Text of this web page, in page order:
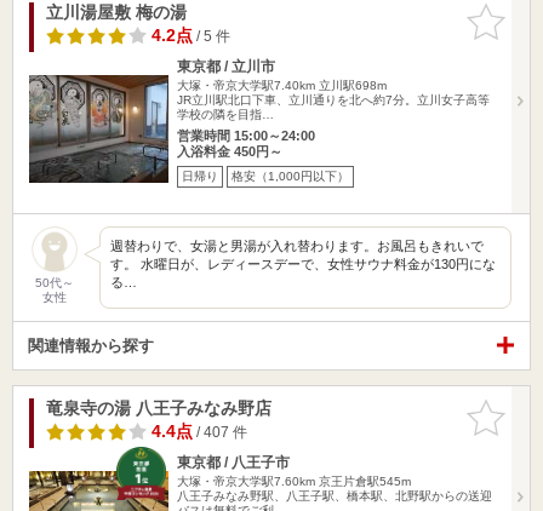
お気に入
りに追加
立川湯屋敷 梅の湯
4.2点/ 5 件
東京都 / 立川市
大塚・帝京大学駅7.40km 立川駅698m
JR立川駅北口下車、立川通りを北へ約7分。立川女子高等
学校の隣を目指…
営業時間 15:00～24:00
入浴料金 450円～
日帰り 格安（1,000円以下）
50代～
女性
週替わりで、女湯と男湯が入れ替わります。お風呂もきれいで
す。 水曜日が、レディースデーで、女性サウナ料金が130円にな
る…
関連情報から探す
お気に入
りに追加
竜泉寺の湯 八王子みなみ野店
4.4点/ 407 件
東京都 / 八王子市
大塚・帝京大学駅7.60km 京王片倉駅545m
八王子みなみ野駅、八王子駅、橋本駅、北野駅からの送迎